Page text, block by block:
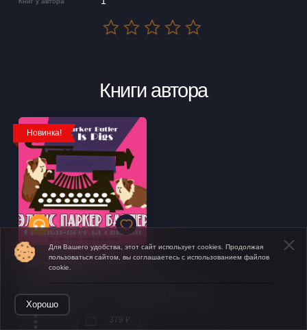
Книги автора
Новинка!
Свиньи-всегда свиньи
379 ₽
Для Вашего удобства, этот сайт использует cookies. Продолжая
пользоваться сайтом, вы соглашаетесь с использованием файлов
cookie.
Хорошо